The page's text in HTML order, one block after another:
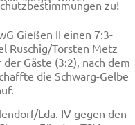
Gießen II einen 7:3-
Ruschig/Torsten Metz
Gäste (3:2), nach dem
die Schwarg-Gelbe
Lda. IV gegen den
zu!